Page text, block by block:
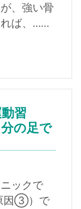
、強い骨
れば、……
習
の足で
ックで
因③）で